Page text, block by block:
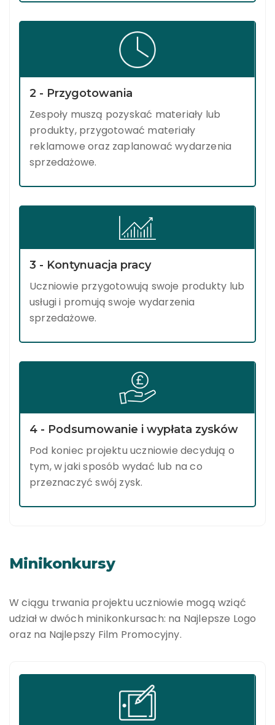
2 - Przygotowania
Zespoły muszą pozyskać materiały lub
produkty, przygotować materiały
reklamowe oraz zaplanować wydarzenia
sprzedażowe.
3 - Kontynuacja pracy
Uczniowie przygotowują swoje produkty lub
usługi i promują swoje wydarzenia
sprzedażowe.
4 - Podsumowanie i wypłata zysków
Pod koniec projektu uczniowie decydują o
tym, w jaki sposób wydać lub na co
przeznaczyć swój zysk.
Minikonkursy
W ciągu trwania projektu uczniowie mogą wziąć
udział w dwóch minikonkursach: na Najlepsze Logo
oraz na Najlepszy Film Promocyjny.